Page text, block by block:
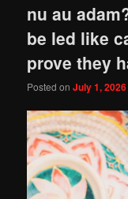
nu au
be led like
prove they
Posted onJuly 1, 2026